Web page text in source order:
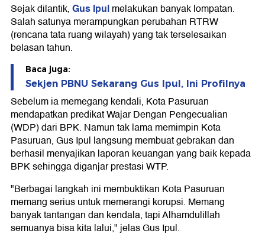
Sejak dilantik,Gus Ipulmelakukan banyak lompatan.
Salah satunya merampungkan perubahan RTRW
(rencana tata ruang wilayah) yang tak terselesaikan
belasan tahun.
Baca juga:
Sekjen PBNU Sekarang Gus Ipul, Ini Profilnya
Sebelum ia memegang kendali, Kota Pasuruan
mendapatkan predikat Wajar Dengan Pengecualian
(WDP) dari BPK. Namun tak lama memimpin Kota
Pasuruan, Gus Ipul langsung membuat gebrakan dan
berhasil menyajikan laporan keuangan yang baik kepada
BPK sehingga diganjar prestasi WTP.
"Berbagai langkah ini membuktikan Kota Pasuruan
memang serius untuk memerangi korupsi. Memang
banyak tantangan dan kendala, tapi Alhamdulillah
semuanya bisa kita lalui," jelas Gus Ipul.